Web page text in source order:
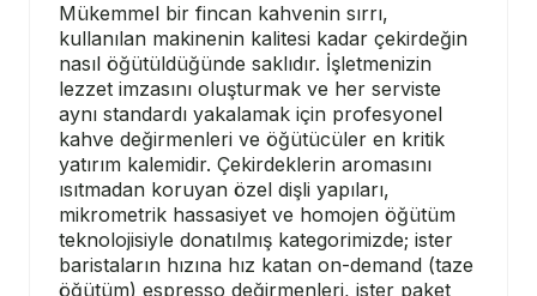
Mükemmel bir fincan kahvenin sırrı,
kullanılan makinenin kalitesi kadar çekirdeğin
nasıl öğütüldüğünde saklıdır. İşletmenizin
lezzet imzasını oluşturmak ve her serviste
aynı standardı yakalamak için profesyonel
kahve değirmenleri ve öğütücüler en kritik
yatırım kalemidir. Çekirdeklerin aromasını
ısıtmadan koruyan özel dişli yapıları,
mikrometrik hassasiyet ve homojen öğütüm
teknolojisiyle donatılmış kategorimizde; ister
baristaların hızına hız katan on-demand (taze
öğütüm) espresso değirmenleri, ister paket